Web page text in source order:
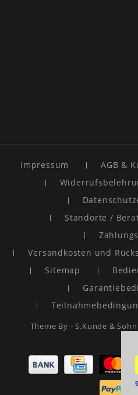
Impressum
AGB &
Standorte /
Versandkosten und
Sitemap
Theme By -S.Kunde & Sohn